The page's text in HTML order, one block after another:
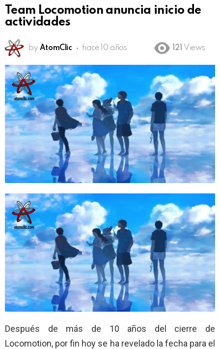
Team Locomotion anuncia inicio de
actividades
by AtomClic hace 10 años 121 Views
Después de más de 10 años del cierre de
Locomotion, por fin hoy se ha revelado la fecha para el